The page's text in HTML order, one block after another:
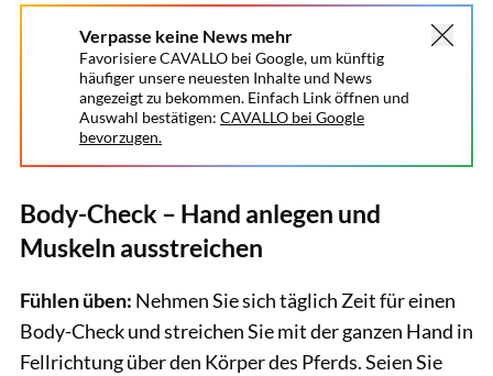
Verpasse keine News mehr
Favorisiere CAVALLO bei Google, um künftig
häufiger unsere neuesten Inhalte und News
angezeigt zu bekommen. Einfach Link öffnen und
Auswahl bestätigen: CAVALLO bei Google
bevorzugen.
Body-Check – Hand anlegen und
Muskeln ausstreichen
Fühlen üben: Nehmen Sie sich täglich Zeit für einen
Body-Check und streichen Sie mit der ganzen Hand in
Fellrichtung über den Körper des Pferds. Seien Sie